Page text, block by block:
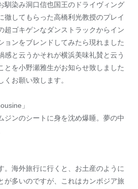
馴染み洞口信也国王のドライヴィング
徹してもらった高橋利光教授のプレイ
超ゴキゲンなダンストラックからイン
ョンをブレンドしてみたら現れました
感と云うかそれが横浜美味礼賛と云う
とを小野瀬雅生がお知らせ致しました
お願い致します。
」
ジンのシートに身を沈め爆睡。夢の中
。海外旅行に行くと、お土産のように
が多いのですが、これはカンボジア旅